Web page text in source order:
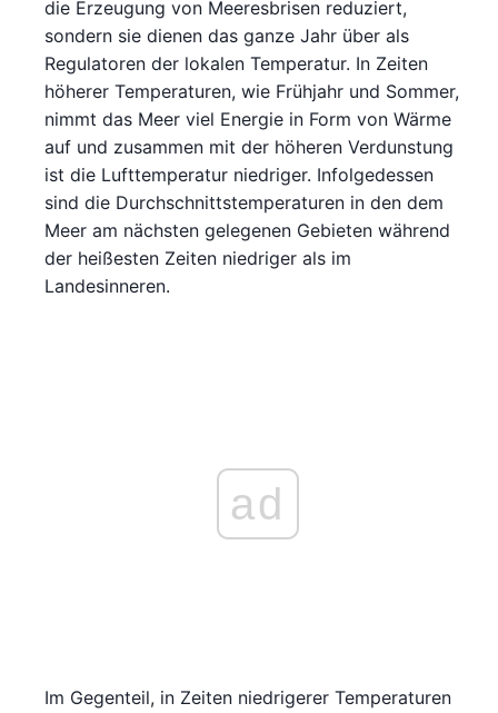
die Erzeugung von Meeresbrisen reduziert,
sondern sie dienen das ganze Jahr über als
Regulatoren der lokalen Temperatur. In Zeiten
höherer Temperaturen, wie Frühjahr und Sommer,
nimmt das Meer viel Energie in Form von Wärme
auf und zusammen mit der höheren Verdunstung
ist die Lufttemperatur niedriger. Infolgedessen
sind die Durchschnittstemperaturen in den dem
Meer am nächsten gelegenen Gebieten während
der heißesten Zeiten niedriger als im
Landesinneren.
ad
Im Gegenteil, in Zeiten niedrigerer Temperaturen